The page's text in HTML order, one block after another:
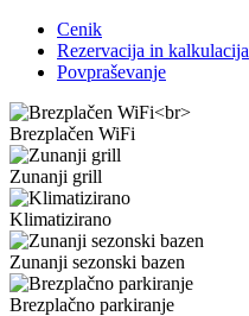
Cenik
Rezervacija in kalkulacija
Povpraševanje
Brezplačen WiFi
Zunanji grill
Klimatizirano
Zunanji sezonski bazen
Brezplačno parkiranje